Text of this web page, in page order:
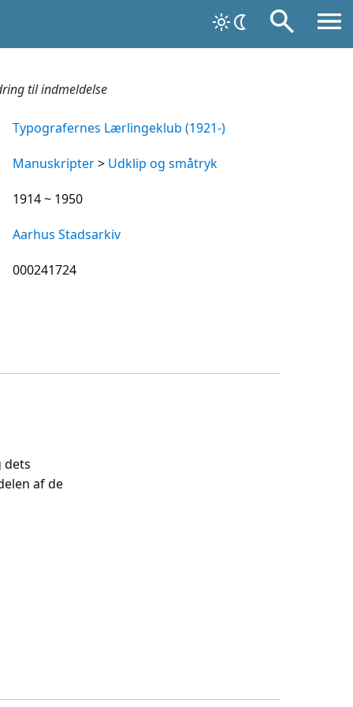
til indmeldelse
Typografernes Lærlingeklub (1921-)
Manuskripter> Udklip og småtryk
1914 ~ 1950
Aarhus Stadsarkiv
000241724
dets
af de